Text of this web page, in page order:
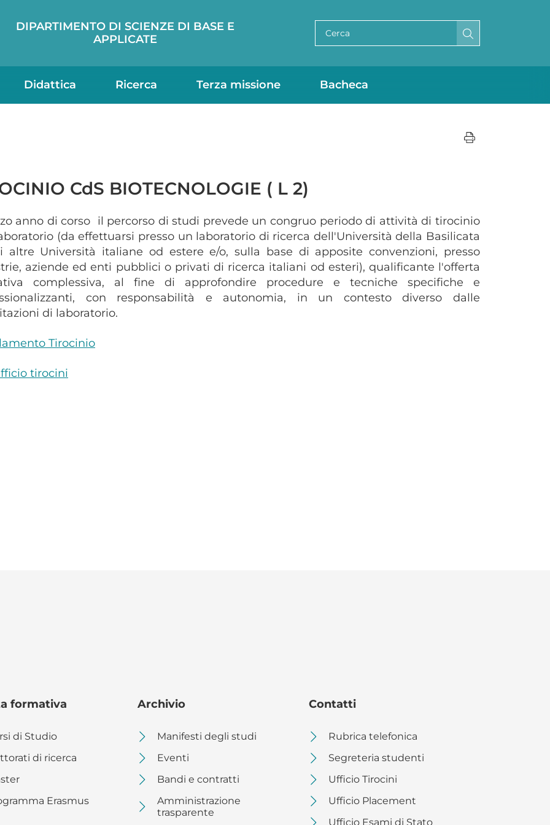
DIPARTIMENTO DI SCIENZE DI BASE E
APPLICATE
Didattica Ricerca Terza missione Bacheca
CdS BIOTECNOLOGIE ( L 2)
anno di corso il percorso di studi prevede un congruo periodo di attività di tirocinio
(da effettuarsi presso un laboratorio di ricerca dell'Università della Basilicata
altre Università italiane od estere e/o, sulla base di apposite convenzioni, presso
aziende ed enti pubblici o privati di ricerca italiani od esteri), qualificante l'offerta
complessiva, al fine di approfondire procedure e tecniche specifiche e
con responsabilità e autonomia, in un contesto diverso dalle
di laboratorio.
Tirocinio
tirocini
formativa
di Studio
di ricerca
Erasmus
Archivio
Manifesti degli studi
Eventi
Bandi e contratti
Amministrazione
trasparente
Contatti
Rubrica telefonica
Segreteria studenti
Ufficio Tirocini
Ufficio Placement
Ufficio Esami di Stato